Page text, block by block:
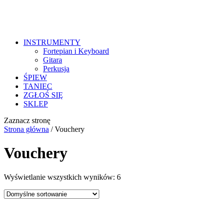
INSTRUMENTY
Fortepian i Keyboard
Gitara
Perkusja
ŚPIEW
TANIEC
ZGŁOŚ SIĘ
SKLEP
Zaznacz stronę
Strona główna / Vouchery
Vouchery
Wyświetlanie wszystkich wyników: 6